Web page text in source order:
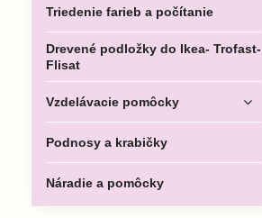
Triedenie farieb a počítanie
Drevené podložky do Ikea- Trofast-
Flisat
Vzdelávacie pomôcky
Podnosy a krabičky
Náradie a pomôcky